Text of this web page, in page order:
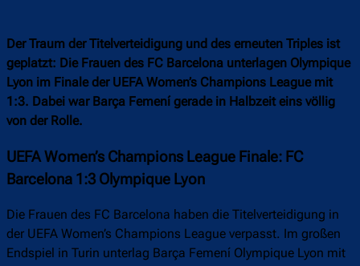
Der Traum der Titelverteidigung und des erneuten Triples ist
geplatzt: Die Frauen des FC Barcelona unterlagen Olympique
Lyon im Finale der UEFA Women’s Champions League mit
1:3. Dabei war Barça Femení gerade in Halbzeit eins völlig
von der Rolle.
UEFA Women’s Champions League Finale: FC
Barcelona 1:3 Olympique Lyon
Die Frauen des FC Barcelona haben die Titelverteidigung in
der UEFA Women’s Champions League verpasst. Im großen
Endspiel in Turin unterlag Barça Femení Olympique Lyon mit